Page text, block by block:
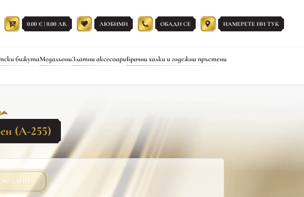
0.00 € | 0.00 ЛВ. ЛЮБИМИ ОБАДИ СЕ НАМЕРЕТЕ НИ ТУК
бижутаМедальониЗлатни аксесоариБрачни халки и годежни пръстени
(A-255)